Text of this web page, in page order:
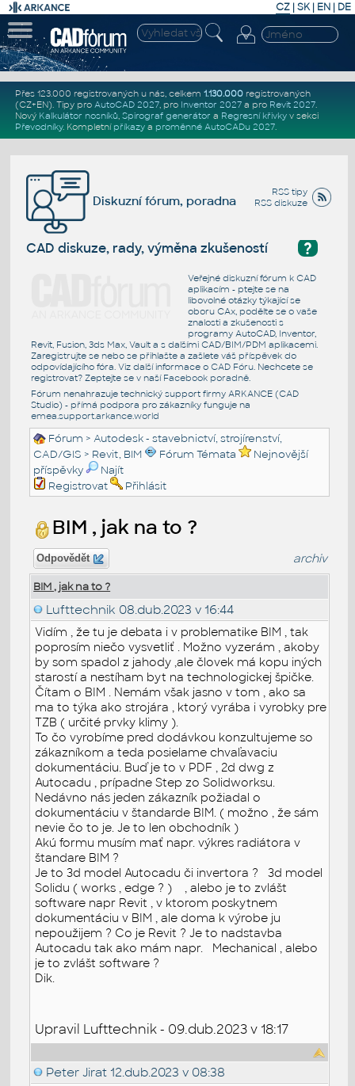
CZ | SK| EN | DE
Přes 123.000 registrovaných u nás, celkem 1.130.000registrovaných
(CZ+EN). Tipy pro AutoCAD 2027, pro Inventor 2027a pro Revit 2027.
Nový Kalkulátor nosníků, Spirograf generátor a Regresní křivkyv sekci
Převodníky. Kompletní příkazya proměnné AutoCADu 2027.
RSS tipy
RSS diskuze
Diskuzní fórum, poradna
?
CAD diskuze, rady, výměna zkušeností
Veřejné diskuzní fórum k CAD
aplikacím - ptejte se na
libovolné otázky týkající se
oboru CAx, podělte se o vaše
znalosti a zkušenosti s
programy AutoCAD, Inventor,
Revit, Fusion, 3ds Max, Vault a s dalšími CAD/BIM/PDM aplikacemi.
Zaregistrujte se nebo se přihlašte a zašlete váš příspěvek do
odpovídajícího fóra. Viz další informace o CAD Fóru. Nechcete se
registrovat? Zeptejte se v naší Facebook poradně.
Fórum nenahrazuje technický support firmy ARKANCE (CAD
Studio) - přímá podpora pro zákazníky funguje na
emea.support.arkance.world
Fórum >Autodesk - stavebnictví, strojírenství,
CAD/GIS > Revit, BIM Fórum Témata
Nejnovější
příspěvky
Najít
Registrovat
Přihlásit
BIM , jak na to ?
Odpovědět archiv
BIM , jak na to ?
Lufttechnik 08.dub.2023 v 16:44
Vidím , že tu je debata i v problematike BIM , tak
poprosím niečo vysvetliť . Možno vyzerám , akoby
by som spadol z jahody ,ale človek má kopu iných
starostí a nestíham byt na technologickej špičke.
Čítam o BIM . Nemám však jasno v tom , ako sa
ma to týka ako strojára , ktorý vyrába i vyrobky pre
TZB ( určité prvky klimy ).
To čo vyrobíme pred dodávkou konzultujeme so
zákazníkom a teda posielame chvaľavaciu
dokumentáciu. Buď je to v PDF , 2d dwg z
Autocadu , prípadne Step zo Solidworksu.
Nedávno nás jeden zákazník požiadal o
dokumentáciu v štandarde BIM. ( možno , že sám
nevie čo to je. Je to len obchodník )
Akú formu musím mať napr. výkres radiátora v
štandare BIM ?
Je to 3d model Autocadu či invertora ? 3d model
Solidu ( works , edge ? ) , alebo je to zvlášt
software napr Revit , v ktorom poskytnem
dokumentáciu v BIM , ale doma k výrobe ju
nepoužijem ? Co je Revit ? Je to nadstavba
Autocadu tak ako mám napr. Mechanical , alebo
je to zvlášt software ?
Dik.
Upravil Lufttechnik - 09.dub.2023 v 18:17
Peter Jirat 12.dub.2023 v 08:38